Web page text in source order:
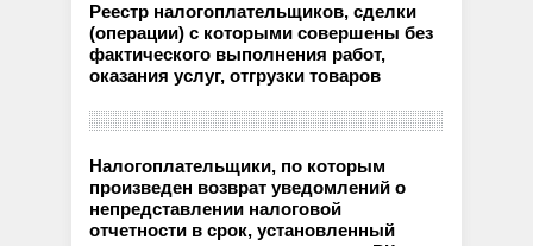
Реестр налогоплательщиков, сделки
(операции) с которыми совершены без
фактического выполнения работ,
оказания услуг, отгрузки товаров
Налогоплательщики, по которым
произведен возврат уведомлений о
непредставлении налоговой
отчетности в срок, установленный